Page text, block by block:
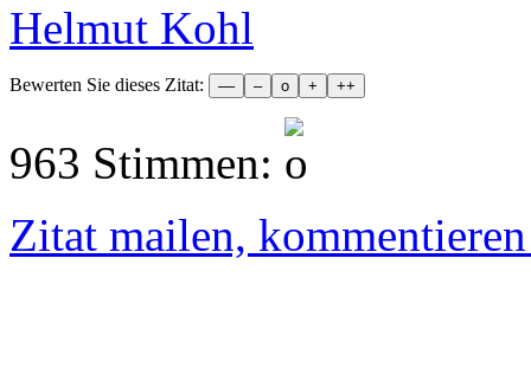
Helmut Kohl
Bewerten Sie dieses Zitat:
963 Stimmen:
Zitat mailen,